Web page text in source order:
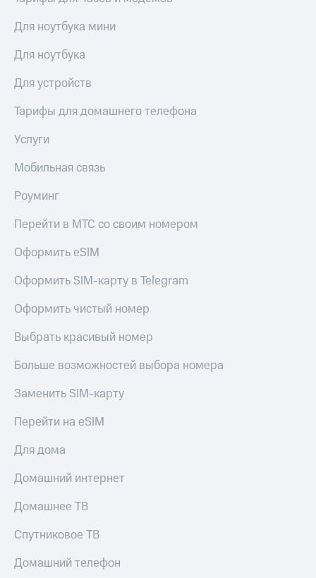
Для ноутбука мини
Для ноутбука
Для устройств
Тарифы для домашнего телефона
Услуги
Мобильная связь
Роуминг
Перейти в МТС со своим номером
Оформить eSIM
Оформить SIM-карту в Telegram
Оформить чистый номер
Выбрать красивый номер
Больше возможностей выбора номера
Заменить SIM-карту
Перейти на eSIM
Для дома
Домашний интернет
Домашнее ТВ
Спутниковое ТВ
Домашний телефон